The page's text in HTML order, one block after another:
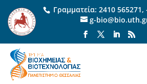
Γραμματεία: 2410 565271,
g-